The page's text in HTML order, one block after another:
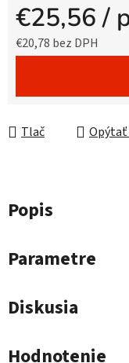
€25,56/
€20,78 bez DPH
Tlač Opýtať
Popis
Parametre
Diskusia
Hodnotenie